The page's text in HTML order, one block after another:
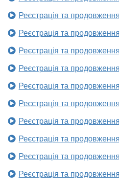
Реєстрація та
Реєстрація та
Реєстрація та
Реєстрація та
Реєстрація та
Реєстрація та
Реєстрація та
Реєстрація та
Реєстрація та
Реєстрація та